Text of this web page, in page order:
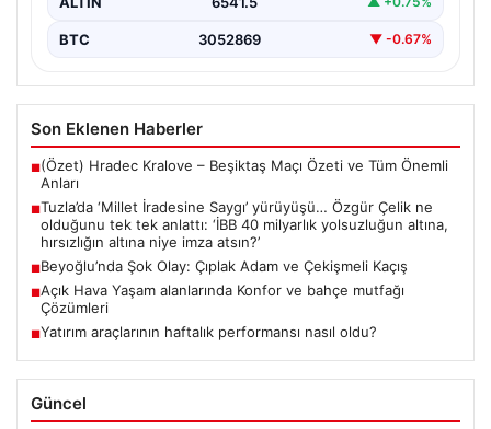
BTC 3052869 ▼ -0.67%
Son Eklenen Haberler
■(Özet) Hradec Kralove – Beşiktaş Maçı Özeti ve Tüm Önemli
Anları
■Tuzla’da ‘Millet İradesine Saygı’ yürüyüşü… Özgür Çelik ne
olduğunu tek tek anlattı: ‘İBB 40 milyarlık yolsuzluğun altına,
hırsızlığın altına niye imza atsın?’
■Beyoğlu’nda Şok Olay: Çıplak Adam ve Çekişmeli Kaçış
■Açık Hava Yaşam alanlarında Konfor ve bahçe mutfağı
Çözümleri
■Yatırım araçlarının haftalık performansı nasıl oldu?
Güncel